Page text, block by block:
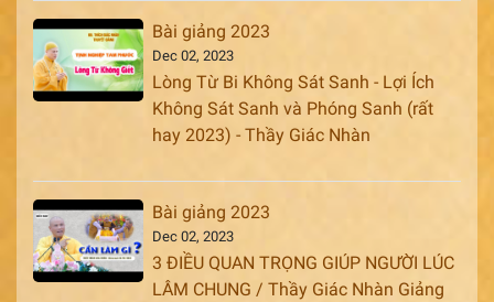
Bài giảng 2023
Dec 02, 2023
Lòng Từ Bi Không Sát Sanh - Lợi Ích
Không Sát Sanh và Phóng Sanh (rất
hay 2023) - Thầy Giác Nhàn
Bài giảng 2023
Dec 02, 2023
3 ĐIỀU QUAN TRỌNG GIÚP NGƯỜI LÚC
LÂM CHUNG / Thầy Giác Nhàn Giảng